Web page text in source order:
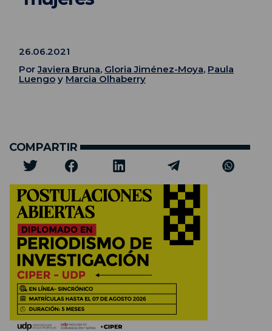
26.06.2021
PorJaviera Bruna, Gloria Jiménez-Moya, Paula
Luengo y Marcia Olhaberry
COMPARTIR